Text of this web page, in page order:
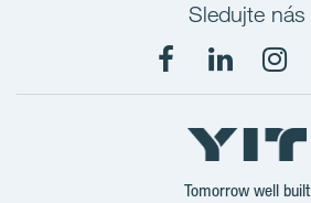
Sledujte nás
Tomorrow well built